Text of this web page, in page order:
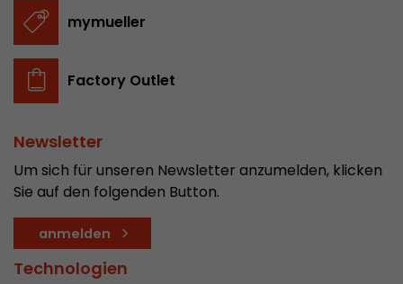
mymueller
Factory Outlet
Newsletter
Um sich für unseren Newsletter anzumelden, klicken
Sie auf den folgenden Button.
anmelden
Technologien
Zweck
In diesem Cookie werden die
abgespeichert um Besucher zu tracken. In
des ersten Besuches, der Zeitpunkt zu
Besuch gestartet wird sowie die Anzahl aller
Name __utmb
Laufzeit 30 min